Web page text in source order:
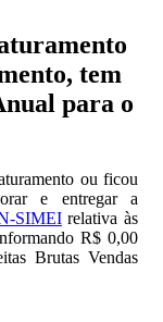
tem
para o
ou ficou
e entregar a
SIMEIrelativa às
R$ 0,00
Brutas Vendas